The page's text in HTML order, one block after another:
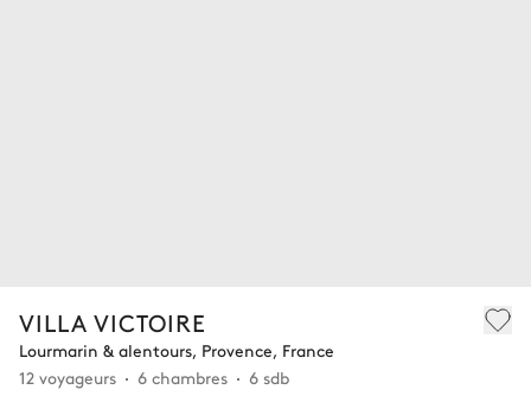
VILLA VICTOIRE
Lourmarin & alentours, Provence, France
12 voyageurs
6 chambres 6 sdb